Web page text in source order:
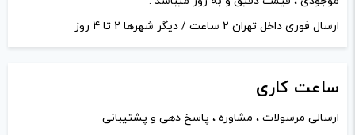
ارسال فوری داخل تهران 2 ساعت / دیگر شهرها 2 تا 4 روز
ساعت کاری
ارسالی مرسولات ، مشاوره ، پاسخ دهی و پشتیبانی